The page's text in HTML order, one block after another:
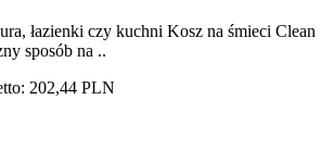
łazienki czy kuchni Kosz na śmieci Clean
sposób na ..
202,44 PLN